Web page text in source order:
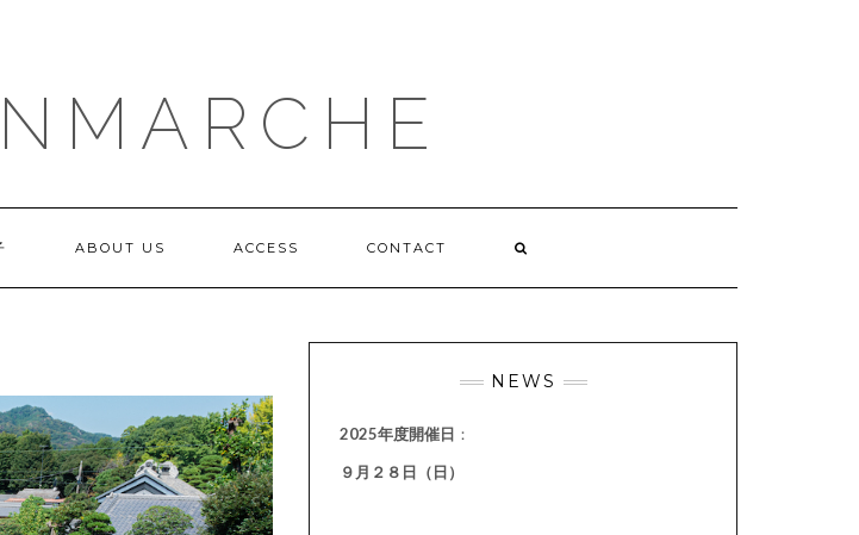
ABOUT US ACCESS CONTACT
NEWS
2025年度開催日 ：
９月２８日（日）